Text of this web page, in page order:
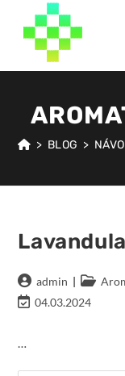
obsahu
> BLOG >
Autor
příspěvku
admin
Rubriky
příspěvku
Poslední
04.03.2024
…